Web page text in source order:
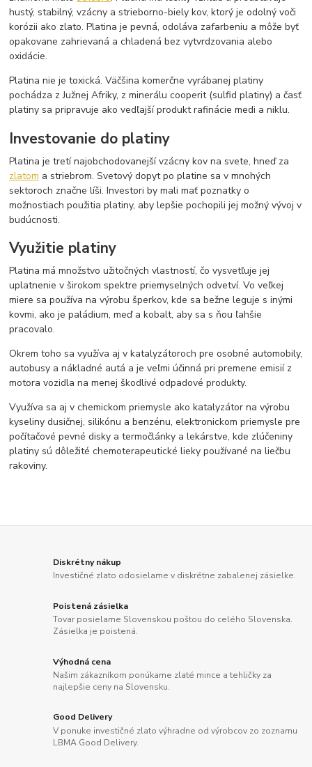
hustý, stabilný, vzácny a strieborno-biely kov, ktorý je odolný voči
korózii ako zlato. Platina je pevná, odoláva zafarbeniu a môže byť
opakovane zahrievaná a chladená bez vytvrdzovania alebo
oxidácie.
Platina nie je toxická. Väčšina komerčne vyrábanej platiny
pochádza z Južnej Afriky, z minerálu cooperit (sulfid platiny) a časť
platiny sa pripravuje ako vedľajší produkt rafinácie medi a niklu.
Investovanie do platiny
Platina je tretí najobchodovanejší vzácny kov na svete, hneď za
zlatom a striebrom. Svetový dopyt po platine sa v mnohých
sektoroch značne líši. Investori by mali mať poznatky o
možnostiach použitia platiny, aby lepšie pochopili jej možný vývoj v
budúcnosti.
Využitie platiny
Platina má množstvo užitočných vlastností, čo vysvetľuje jej
uplatnenie v širokom spektre priemyselných odvetví. Vo veľkej
miere sa používa na výrobu šperkov, kde sa bežne leguje s inými
kovmi, ako je paládium, meď a kobalt, aby sa s ňou ľahšie
pracovalo.
Okrem toho sa využíva aj v katalyzátoroch pre osobné automobily,
autobusy a nákladné autá a je veľmi účinná pri premene emisií z
motora vozidla na menej škodlivé odpadové produkty.
Využíva sa aj v chemickom priemysle ako katalyzátor na výrobu
kyseliny dusičnej, silikónu a benzénu, elektronickom priemysle pre
počítačové pevné disky a termočlánky a lekárstve, kde zlúčeniny
platiny sú dôležité chemoterapeutické lieky používané na liečbu
rakoviny.
Diskrétny nákup
Investičné zlato odosielame v diskrétne zabalenej zásielke.
Poistená zásielka
Tovar posielame Slovenskou poštou do celého Slovenska.
Zásielka je poistená.
Výhodná cena
Našim zákazníkom ponúkame zlaté mince a tehličky za
najlepšie ceny na Slovensku.
Good Delivery
V ponuke investičné zlato výhradne od výrobcov zo zoznamu
LBMA Good Delivery.